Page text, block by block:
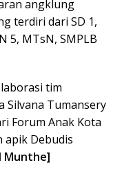
angklung
terdiri dari SD 1,
5, MTsN, SMPLB
tim
Silvana Tumansery
Forum Anak Kota
apik Debudis
Munthe]